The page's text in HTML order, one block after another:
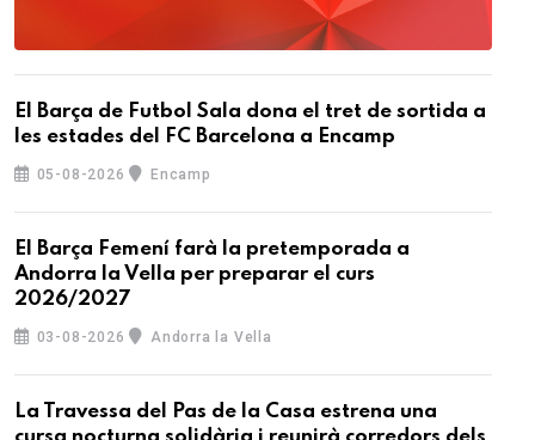
El Barça de Futbol Sala dona el tret de sortida a
les estades del FC Barcelona a Encamp
05-08-2026 Encamp
El Barça Femení farà la pretemporada a
Andorra la Vella per preparar el curs
2026/2027
03-08-2026 Andorra la Vella
La Travessa del Pas de la Casa estrena una